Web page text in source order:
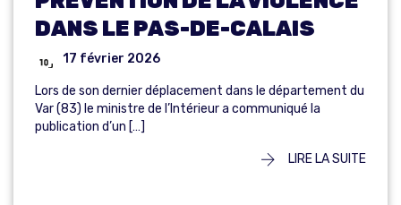
DANS LE PAS-DE-CALAIS
17 février 2026
Lors de son dernier déplacement dans le département du
Var (83) le ministre de l’Intérieur a communiqué la
publication d’un […]
LIRE LA SUITE